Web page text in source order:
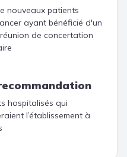
nouveaux patients
ayant bénéficié d'un
de concertation
hospitalisés qui
l’établissement à